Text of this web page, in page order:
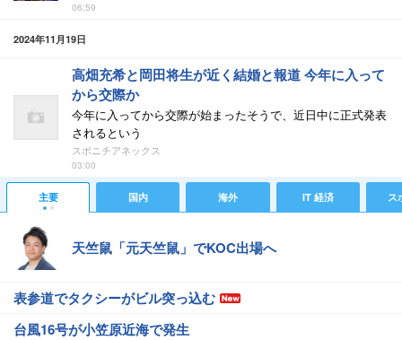
06:59
2024年11月19日
高畑充希と岡田将生が近く結婚と報道 今年に入って
から交際か
今年に入ってから交際が始まったそうで、近日中に正式発表
されるという
スポニチアネックス
03:00
主要 国内 海外 IT 経済 ス
天竺鼠「元天竺鼠」でKOC出場へ
表参道でタクシーがビル突っ込む
台風16号が小笠原近海で発生